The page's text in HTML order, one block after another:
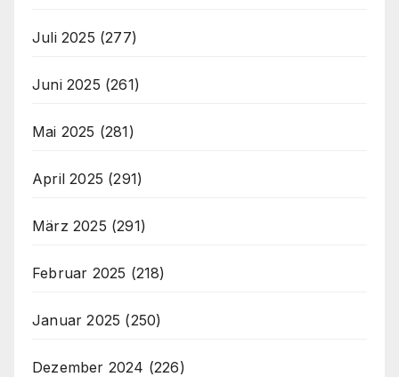
Juli 2025 (277)
Juni 2025 (261)
Mai 2025 (281)
April 2025 (291)
März 2025 (291)
Februar 2025 (218)
Januar 2025 (250)
Dezember 2024 (226)